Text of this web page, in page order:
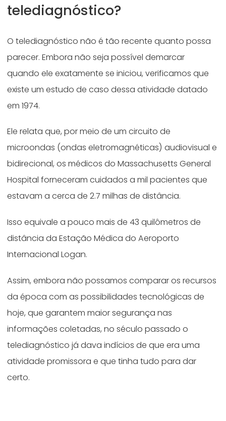
telediagnóstico?
O telediagnóstico não é tão recente quanto possa
parecer. Embora não seja possível demarcar
quando ele exatamente se iniciou, verificamos que
existe um estudo de caso dessa atividade datado
em 1974.
Ele relata que, por meio de um circuito de
microondas (ondas eletromagnéticas) audiovisual e
bidirecional, os médicos do Massachusetts General
Hospital forneceram cuidados a mil pacientes que
estavam a cerca de 2.7 milhas de distância.
Isso equivale a pouco mais de 43 quilômetros de
distância da Estação Médica do Aeroporto
Internacional Logan.
Assim, embora não possamos comparar os recursos
da época com as possibilidades tecnológicas de
hoje, que garantem maior segurança nas
informações coletadas, no século passado o
telediagnóstico já dava indícios de que era uma
atividade promissora e que tinha tudo para dar
certo.